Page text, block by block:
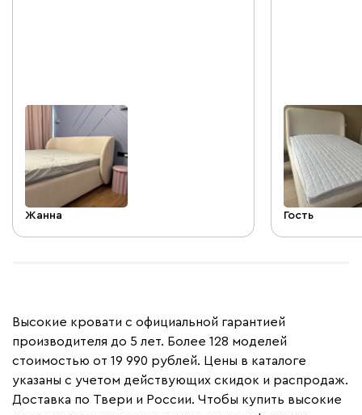
Жанна
поверхности
вы чем-
серый подтон
вписаться ей
Гость
Высокие кровати с официальной гарантией
производителя до 5 лет. Более 128 моделей
стоимостью от 19 990 рублей. Цены в каталоге
указаны с учетом действующих скидок и распродаж.
Доставка по Твери и России. Чтобы купить высокие